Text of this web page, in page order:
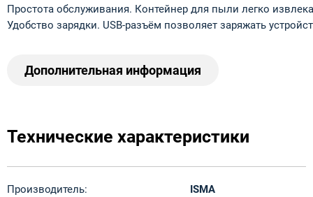
Простота обслуживания. Контейнер для пыли легко
Удобство зарядки. USB‑разъём позволяет заряжать
Дополнительная информация
Технические характеристики
Производитель:
ISMA